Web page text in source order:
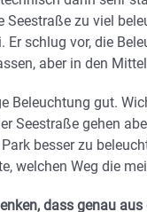
zu viel
schlug vor, die
aber in den
Beleuchtung gut.
Seestraße gehen
besser zu
welchen Weg die
dass genau